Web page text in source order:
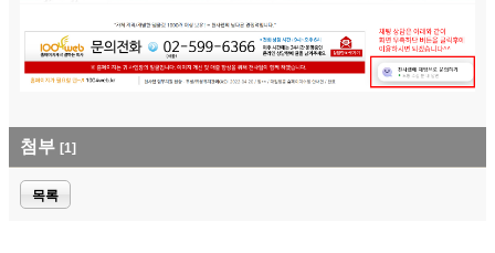
첨부 [1]
목록